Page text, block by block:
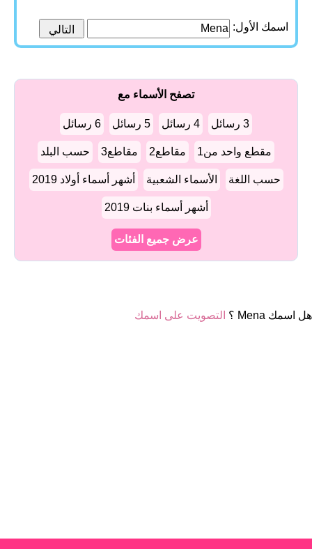
اسمك الأول:
تصفح الأسماء مع
3 رسائل 4 رسائل 5 رسائل 6 رسائل
مقطع واحد من1 مقاطع2 مقاطع3 حسب البلد
حسب اللغة الأسماء الشعبية أشهر أسماء أولاد 2019
أشهر أسماء بنات 2019
عرض جميع الفئات
هل اسمك Mena ؟ التصويت على اسمك